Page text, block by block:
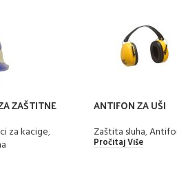
ZAŠTITNE
za kacige,
ANTIFON ZA UŠI
Zaštita sluha,
Pročitaj Više